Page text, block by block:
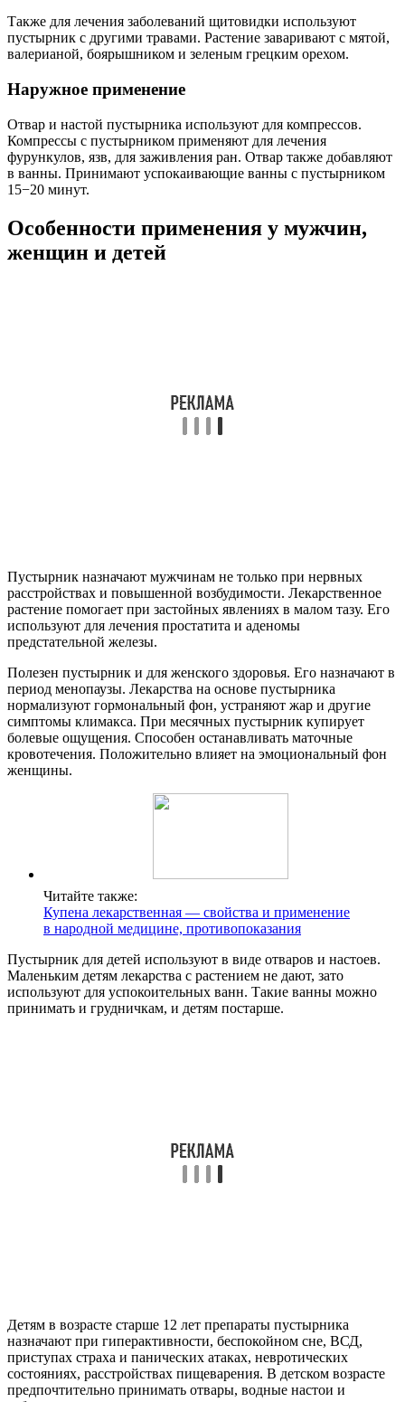
Также для лечения заболеваний щитовидки используют
пустырник с другими травами. Растение заваривают с мятой,
валерианой, боярышником и зеленым грецким орехом.
Наружное применение
Отвар и настой пустырника используют для компрессов.
Компрессы с пустырником применяют для лечения
фурункулов, язв, для заживления ран. Отвар также добавляют
в ванны. Принимают успокаивающие ванны с пустырником
15−20 минут.
Особенности применения у мужчин,
женщин и детей
Пустырник назначают мужчинам не только при нервных
расстройствах и повышенной возбудимости. Лекарственное
растение помогает при застойных явлениях в малом тазу. Его
используют для лечения простатита и аденомы
предстательной железы.
Полезен пустырник и для женского здоровья. Его назначают в
период менопаузы. Лекарства на основе пустырника
нормализуют гормональный фон, устраняют жар и другие
симптомы климакса. При месячных пустырник купирует
болевые ощущения. Способен останавливать маточные
кровотечения. Положительно влияет на эмоциональный фон
женщины.
Читайте также:
Купена лекарственная — свойства и применение
в народной медицине, противопоказания
Пустырник для детей используют в виде отваров и настоев.
Маленьким детям лекарства с растением не дают, зато
используют для успокоительных ванн. Такие ванны можно
принимать и грудничкам, и детям постарше.
Детям в возрасте старше 12 лет препараты пустырника
назначают при гиперактивности, беспокойном сне, ВСД,
приступах страха и панических атаках, невротических
состояниях, расстройствах пищеварения. В детском возрасте
предпочтительно принимать отвары, водные настои и